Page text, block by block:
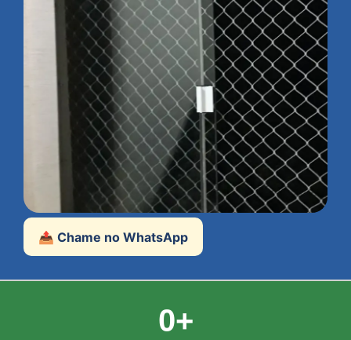
📤 Chame no WhatsApp
0+